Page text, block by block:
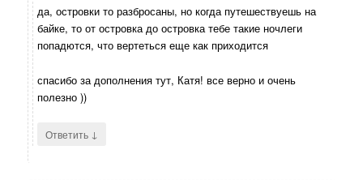
да, островки то разбросаны, но когда путешествуешь на
байке, то от островка до островка тебе такие ночлеги
попадются, что вертеться еще как приходится
спасибо за дополнения тут, Катя! все верно и очень
полезно ))
Ответить ↓